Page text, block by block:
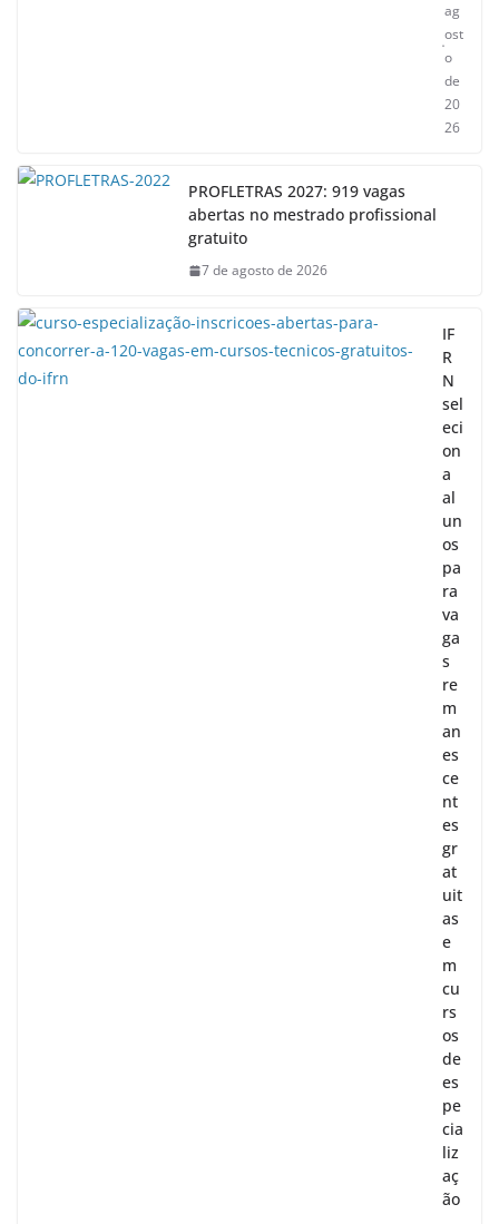
ag
ost
o
de
20
26
PROFLETRAS 2027: 919 vagas
abertas no mestrado profissional
gratuito
7 de agosto de 2026
IF
R
N
sel
eci
on
a
al
un
os
pa
ra
va
ga
s
re
m
an
es
ce
nt
es
gr
at
uit
as
e
m
cu
rs
os
de
es
pe
cia
liz
aç
ão